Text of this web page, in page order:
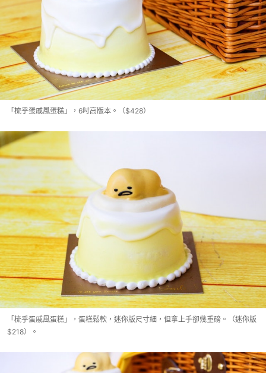
「梳乎蛋戚風蛋糕」，6吋高版本。（$428）
「梳乎蛋戚風蛋糕」，蛋糕鬆軟，迷你版尺寸細，但拿上手卻幾重磅。（迷你版
$218）。